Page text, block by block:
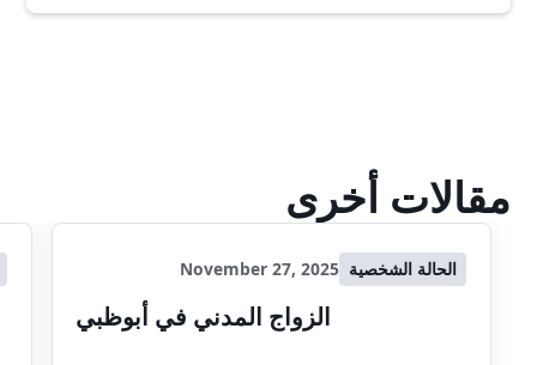
مقالات أخرى
الحالة الشخصية November 27, 2025
الزواج المدني في أبوظبي